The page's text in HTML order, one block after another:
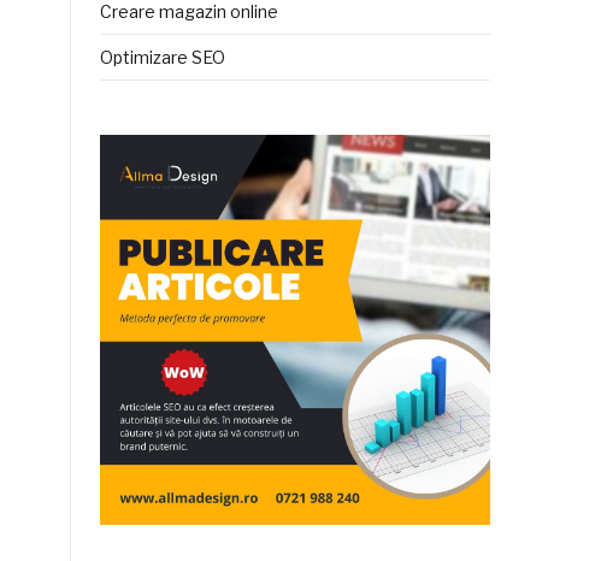
Creare magazin online
Optimizare SEO